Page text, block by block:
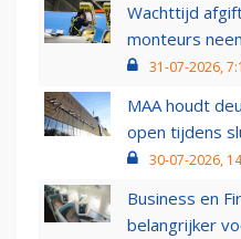
Wachttijd
monteurs
31-07-2026,
MAA houdt
open tijdens
30-07-2026,
Business en
belangrijker